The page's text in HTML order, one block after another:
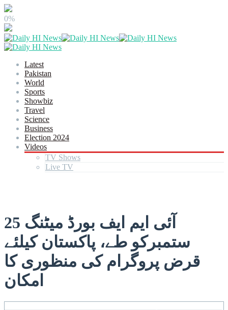
0%
Latest
Pakistan
World
Sports
Showbiz
Travel
Science
Business
Election 2024
Videos
TV Shows
Live TV
آئی ایم ایف بورڈ میٹنگ 25
ستمبرکو طے، پاکستان کیلئے
قرض پروگرام کی منظوری کا
امکان